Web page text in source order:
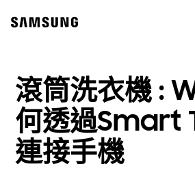
content
滾筒洗衣機 :
何透過Smart
連接手機